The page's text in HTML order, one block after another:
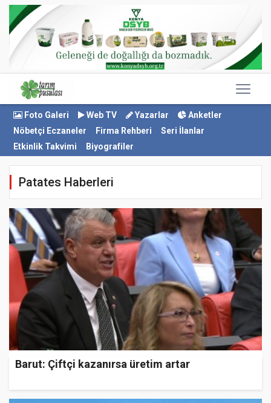
Foto Galeri Web TV Yazarlar
Anketler
Nöbetçi Eczaneler
Firma Rehberi
Seri İlanlar
Etkinlik Takvimi
Biyografiler
Patates Haberleri
Barut: Çiftçi kazanırsa üretim artar